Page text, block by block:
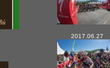
2017.06.27